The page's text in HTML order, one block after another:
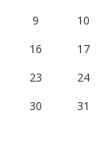
9
10
16
17
23
24
30
31